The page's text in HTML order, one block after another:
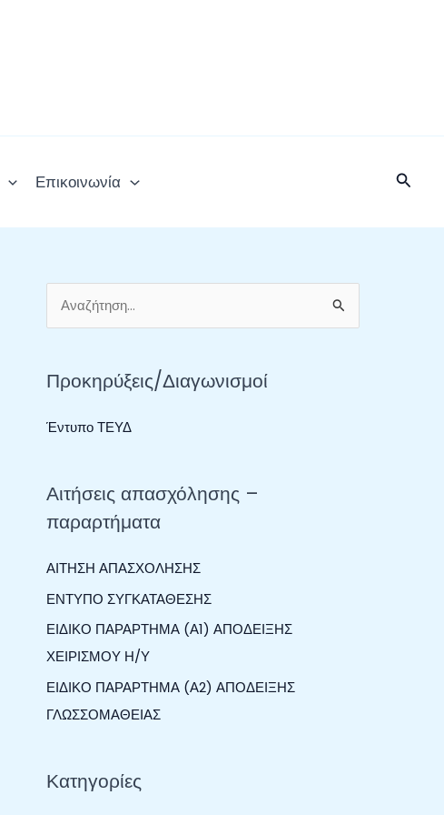
Επικοινωνία
ν
ζ
σ
η
α
:
Προκηρύξεις/Διαγωνισμοί
Έντυπο ΤΕΥΔ
Αιτήσεις απασχόλησης –
παραρτήματα
ΑΙΤΗΣΗ ΑΠΑΣΧΟΛΗΣΗΣ
ΕΝΤΥΠΟ ΣΥΓΚΑΤΑΘΕΣΗΣ
ΕΙΔΙΚΟ ΠΑΡΑΡΤΗΜΑ (Α1) ΑΠΟΔΕΙΞΗΣ
ΧΕΙΡΙΣΜΟΥ Η/Υ
ΕΙΔΙΚΟ ΠΑΡΑΡΤΗΜΑ (Α2) ΑΠΟΔΕΙΞΗΣ
ΓΛΩΣΣΟΜΑΘΕΙΑΣ
Κατηγορίες